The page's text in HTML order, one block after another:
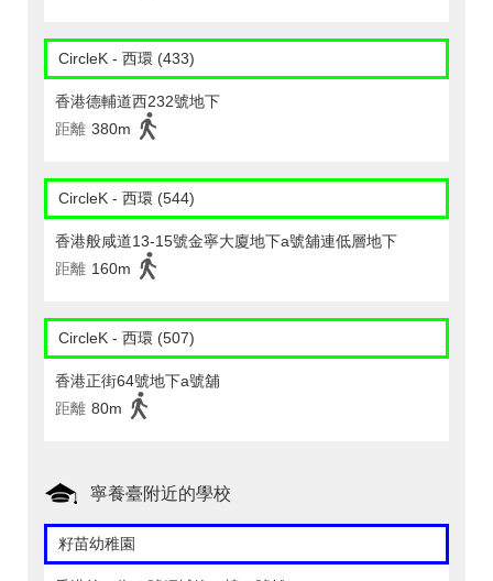
CircleK - 西環 (433)
香港德輔道西232號地下
距離 380m
CircleK - 西環 (544)
香港般咸道13-15號金寧大廈地下a號舖連低層地下
距離 160m
CircleK - 西環 (507)
香港正街64號地下a號舖
距離 80m
寧養臺附近的學校
籽苗幼稚園